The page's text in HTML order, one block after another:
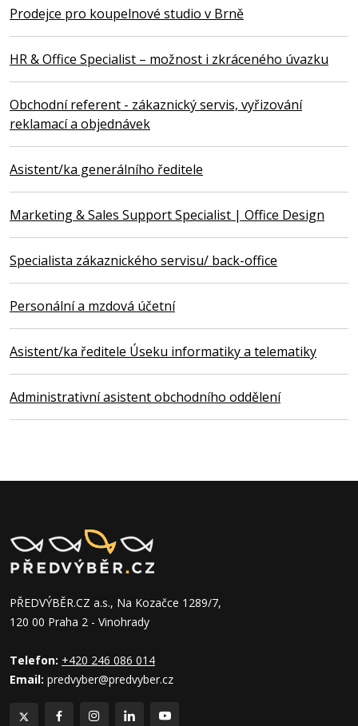
Prodejce pro koupelnové studio v Brně
HR & Office Specialist – možnost i zkráceného úvazku
Obchodní referent - zákaznický servis, vyřizování
reklamací a objednávek
Asistent/ka generálního ředitele
Marketing & Sales Support Specialist | Office Design
Specialista zákaznického servisu/ back-office
Personální a mzdová účetní
Asistent/ka ředitele Úseku informatiky a telematiky
Administrativní asistent obchodního oddělení
PŘEDVÝBĚR.CZ a.s., Na Kozačce 1289/7,
120 00 Praha 2 - Vinohrady
Telefon: +420 246 086 014
Email: predvyber@predvyber.cz